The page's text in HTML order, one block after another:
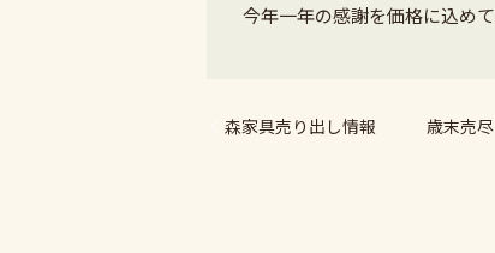
今年一年の感謝を価格に込め
森家具売り出し情報 歳末売尽